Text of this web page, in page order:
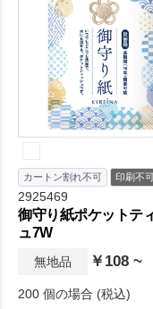
カートン割れ不可 印刷不
2925469
御守り紙ポケットテ
ュ7W
無地品 ￥108 ~
200 個の場合 (税込)